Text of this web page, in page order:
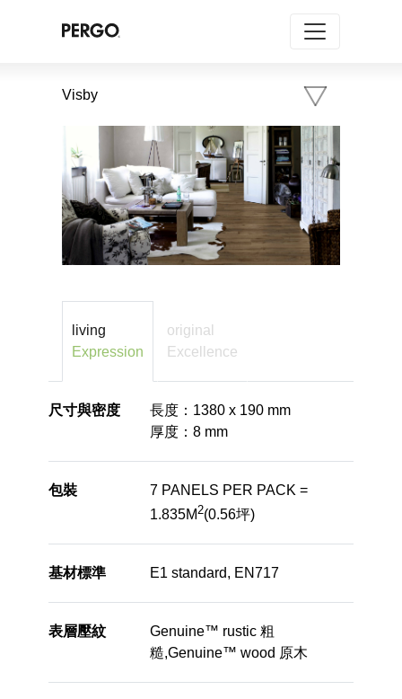
Visby
living
Expression
original
Excellence
尺寸與密度
長度：1380 x 190 mm
厚度：8 mm
包裝
7 PANELS PER PACK =
1.835M2(0.56坪)
基材標準 E1 standard, EN717
表層壓紋
Genuine™ rustic 粗
糙,Genuine™ wood 原木